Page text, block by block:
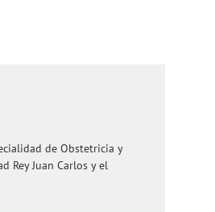
de Obstetricia y
Rey Juan Carlos y el